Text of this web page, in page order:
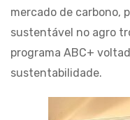
mercado de carbono,
sustentável no agro
programa ABC+
sustentabilidade.